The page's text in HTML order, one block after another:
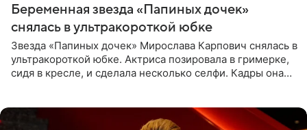
Беременная звезда «Папиных дочек»
снялась в ультракороткой юбке
Звезда «Папиных дочек» Мирослава Карпович снялась в
ультракороткой юбке. Актриса позировала в гримерке,
сидя в кресле, и сделала несколько селфи. Кадры она